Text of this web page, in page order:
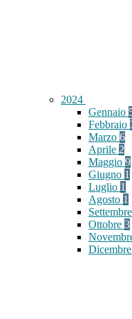
2024
Gennaio
Febbraio
Marzo 6
Aprile 2
Maggio 9
Giugno 1
Luglio 1
Agosto 1
Settembre
Ottobre 3
Dicembre